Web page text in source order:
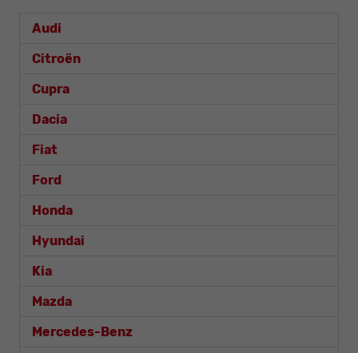
Audi
Citroën
Cupra
Dacia
Fiat
Ford
Honda
Hyundai
Kia
Mazda
Mercedes-Benz